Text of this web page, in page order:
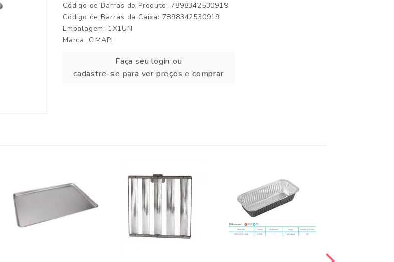
Código de Barras do Produto: 7898342530919
Código de Barras da Caixa: 7898342530919
Embalagem: 1X1UN
Marca: CIMAPI
Faça seu login ou
cadastre-se para ver preços e comprar